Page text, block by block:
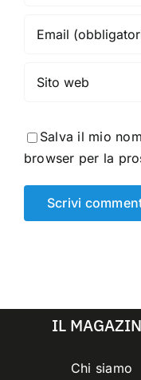
Salva il mio
browser per la
IL
Chi siamo